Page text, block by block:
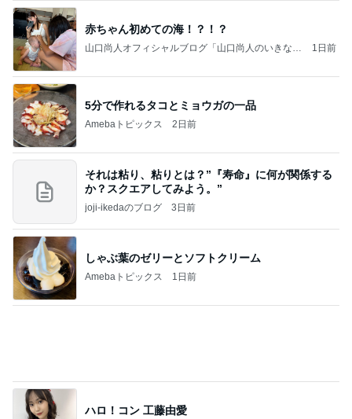
赤ちゃん初めての海！？！？
山口尚人オフィシャルブログ「山口尚人のいきなり
1日前
5分で作れるタコとミョウガの一品
Amebaトピックス 2日前
それは粘り、粘りとは？”『寿命』に何が関係する
か？スクエアしてみよう。”
joji-ikedaのブログ 3日前
しゃぶ葉のゼリーとソフトクリーム
Amebaトピックス 1日前
ハロ！コン 工藤由愛